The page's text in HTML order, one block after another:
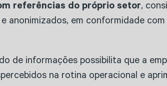
referências do próprio setor,
anonimizados, em conformidade
de informações possibilita que a
na rotina operacional e